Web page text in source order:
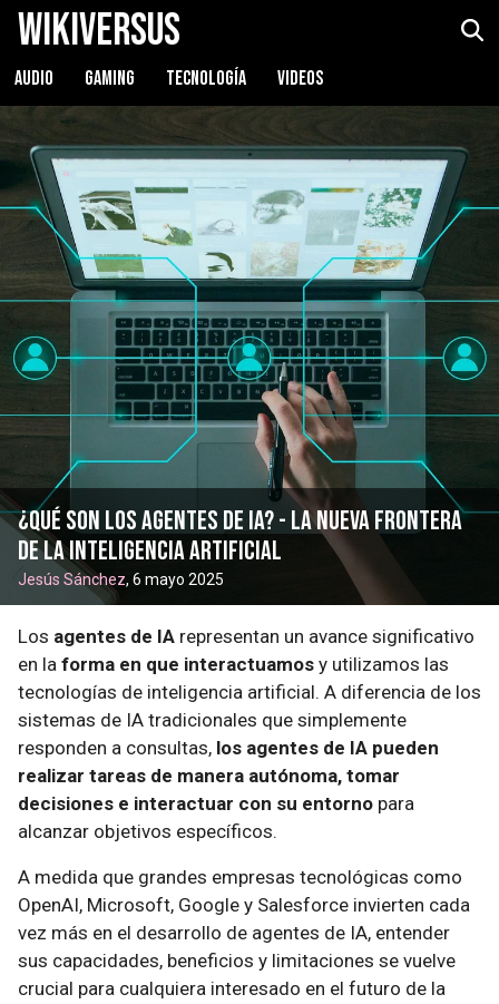
WikiVersus
AUDIO GAMING TECNOLOGÍA VIDEOS
¿Qué son los agentes de IA? - La Nueva Frontera
de la Inteligencia Artificial
Jesús Sánchez, 6 mayo 2025
Los agentes de IA representan un avance significativo
en la forma en que interactuamos y utilizamos las
tecnologías de inteligencia artificial. A diferencia de los
sistemas de IA tradicionales que simplemente
responden a consultas, los agentes de IA pueden
realizar tareas de manera autónoma, tomar
decisiones e interactuar con su entorno para
alcanzar objetivos específicos.
A medida que grandes empresas tecnológicas como
OpenAI, Microsoft, Google y Salesforce invierten cada
vez más en el desarrollo de agentes de IA, entender
sus capacidades, beneficios y limitaciones se vuelve
crucial para cualquiera interesado en el futuro de la